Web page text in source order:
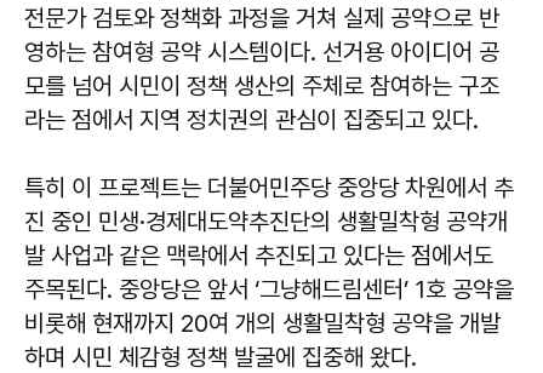
전문가 검토와 정책화 과정을 거쳐 실제 공약으로 반
영하는 참여형 공약 시스템이다. 선거용 아이디어 공
모를 넘어 시민이 정책 생산의 주체로 참여하는 구조
라는 점에서 지역 정치권의 관심이 집중되고 있다.
특히 이 프로젝트는 더불어민주당 중앙당 차원에서 추
진 중인 민생·경제대도약추진단의 생활밀착형 공약개
발 사업과 같은 맥락에서 추진되고 있다는 점에서도
주목된다. 중앙당은 앞서 ‘그냥해드림센터’ 1호 공약을
비롯해 현재까지 20여 개의 생활밀착형 공약을 개발
하며 시민 체감형 정책 발굴에 집중해 왔다.